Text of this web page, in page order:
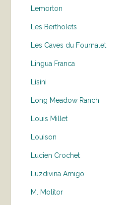
Lemorton
Les Bertholets
Les Caves du Fournalet
Lingua Franca
Lisini
Long Meadow Ranch
Louis Millet
Louison
Lucien Crochet
Luzdivina Amigo
M. Molitor